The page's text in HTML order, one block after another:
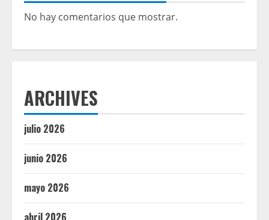
No hay comentarios que mostrar.
ARCHIVES
julio 2026
junio 2026
mayo 2026
abril 2026